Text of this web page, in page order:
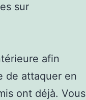
sur
afin
de attaquer en
ont déjà. Vous